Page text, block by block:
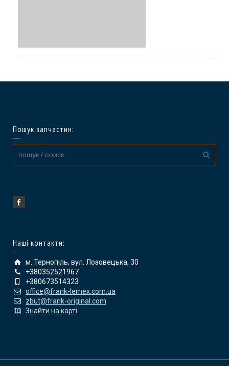
Пошук запчастин:
Наші контакти:
м. Тернопіль, вул. Лозовецька, 30
+380352521967
+380673514323
office@frank-lemex.com.ua
zbut@frank-original.com
Знайти на карті